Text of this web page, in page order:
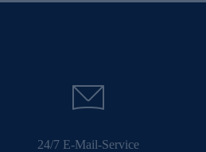
24/7 E-Mail-Service